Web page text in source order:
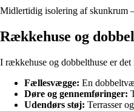
Midlertidig isolering af skunkrum
Rækkehuse og
I rækkehuse og dobbelthuse er
Fællesvægge: En
Døre og gennemføringer:
Udendørs støj: Terrasser